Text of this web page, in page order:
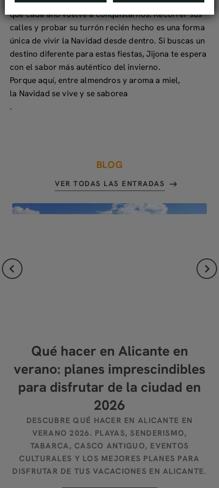
que cada año vuelve a conquistarnos. Recorrer sus
calles y probar su turrón recién hecho es una forma
única de vivir la Navidad desde dentro. Si buscas un
destino diferente para estas fiestas, Jijona te espera
con el sabor más auténtico del invierno.
Porque aquí, entre almendros y aroma a miel,
la Navidad se vive y se saborea
.
BLOG
VER TODAS LAS ENTRADAS
Qué hacer en Alicante en
verano: planes imprescindibles
para disfrutar de la ciudad en
2026
DESCUBRE QUÉ HACER EN ALICANTE EN
VERANO 2026. PLAYAS, SENDERISMO,
TABARCA, CASCO ANTIGUO, EVENTOS
CULTURALES Y LOS MEJORES PLANES PARA
DISFRUTAR DE TUS VACACIONES EN ALICANTE.